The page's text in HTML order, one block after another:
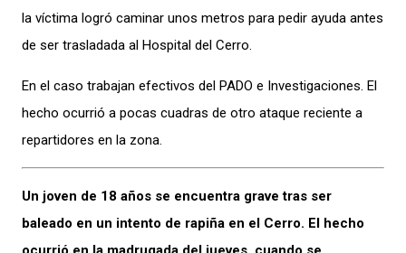
la víctima logró caminar unos metros para pedir ayuda antes
de ser trasladada al Hospital del Cerro.
En el caso trabajan efectivos del PADO e Investigaciones. El
hecho ocurrió a pocas cuadras de otro ataque reciente a
repartidores en la zona.
Un joven de 18 años se encuentra grave tras ser
baleado en un intento de rapiña en el Cerro. El hecho